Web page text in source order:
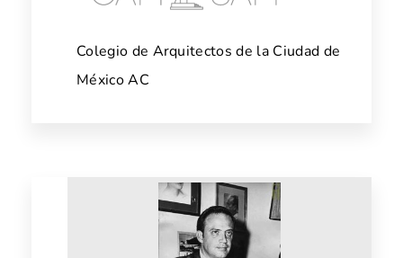
Colegio de Arquitectos de la Ciudad de
México AC